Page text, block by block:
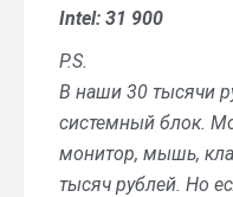
Intel: 31 900
P.S.
В наши 30 тысячи
системный блок.
монитор, мышь,
тысяч рублей. Но